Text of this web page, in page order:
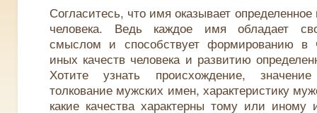
Согласитесь, что имя оказывает
человека. Ведь каждое имя обладает
смыслом и способствует формированию в
иных качеств человека и развитию
Хотите узнать происхождение,
толкование мужских имен, характеристику
какие качества характерны тому или иному